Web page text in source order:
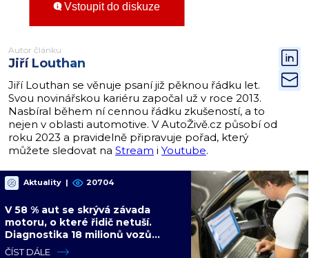
Vstoupit do diskuze
Autor článku
Jiří Louthan
Jiří Louthan se věnuje psaní již pěknou řádku let.
Svou novinářskou kariéru započal už v roce 2013.
Nasbíral během ní cennou řádku zkušeností, a to
nejen v oblasti automotive. V AutoŽivě.cz působí od
roku 2023 a pravidelně připravuje pořad, který
můžete sledovat na Stream i Youtube.
Aktuality | 20704
V 58 % aut se skrývá závada
motoru, o které řidič netuší.
Diagnostika 18 milionů vozů
ukázala dalších 4 slabých míst
ČÍST DÁLE